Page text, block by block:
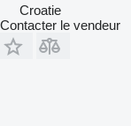
Croatie
Contacter le vendeur